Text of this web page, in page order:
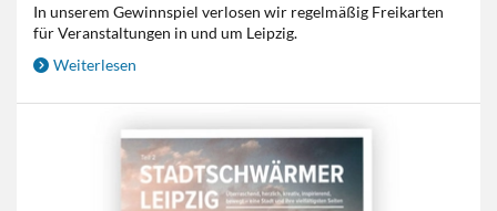
In unserem Gewinnspiel verlosen wir regelmäßig Freikarten
für Veranstaltungen in und um Leipzig.
Weiterlesen